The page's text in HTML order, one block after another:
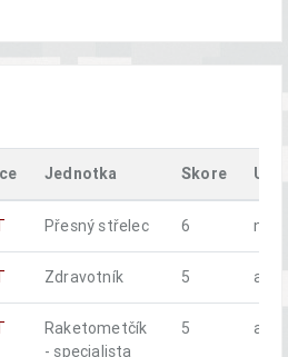
Jednotka Skore
Přesný střelec 6 ne
Zdravotník 5 ano
Raketometčík
- specialista
5 ano